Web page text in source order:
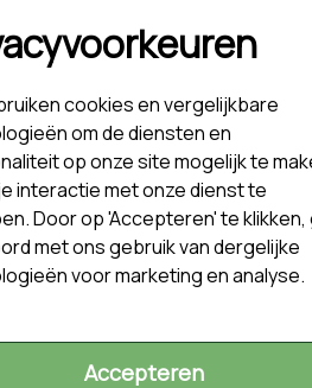
cookies en vergelijkbare
om de diensten en
op onze site mogelijk te
interactie met onze dienst te
Door op 'Accepteren' te klikken,
met ons gebruik van dergelijke
voor marketing en analyse.
Accepteren